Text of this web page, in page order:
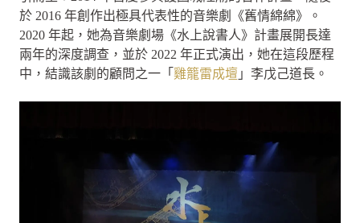
於 2016 年創作出極具代表性的音樂劇《舊情綿綿》。
2020 年起，她為音樂劇場《水上說書人》計畫展開長達
兩年的深度調查，並於 2022 年正式演出，她在這段歷程
中，結識該劇的顧問之一「 雞籠雷成壇 」李戊己道長。